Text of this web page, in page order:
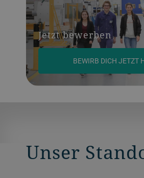
Jetzt bewerben
BEWIRB DICH JETZT
Unser